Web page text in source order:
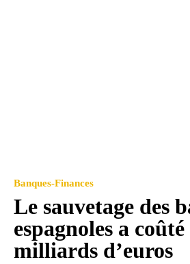
Banques-Finances
Le sauvetage des
espagnoles a coûté
milliards d’euros